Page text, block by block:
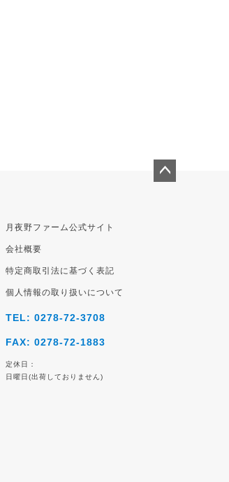
月夜野ファーム公式サイト
会社概要
特定商取引法に基づく表記
個人情報の取り扱いについて
TEL: 0278-72-3708
FAX: 0278-72-1883
定休日：
日曜日(出荷しておりません)